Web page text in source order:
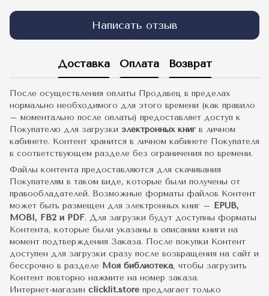
Написать отзыв
Доставка Оплата Возврат
После осуществления оплаты Продавец в пределах
нормально необходимого для этого времени (как правило
– моментально после оплаты) предоставляет доступ к
Покупателю для загрузки электронных книг в личном
кабинете. Контент хранится в личном кабинете Покупателя
в соответствующем разделе без ограничения по времени.
Файлы контента предоставляются для скачивания
Покупателям в таком виде, которые были получены от
правообладателей. Возможные форматы файлов Контент
может быть размещен для электронных книг – EPUB,
MOBI, FB2 и PDF. Для загрузки будут доступны форматы
Контента, которые были указаны в описании книги на
момент подтверждения Заказа. После покупки Контент
доступен для загрузки сразу после возвращения на сайт и
бессрочно в разделе Моя библиотека, чтобы загрузить
Контент повторно нажмите на номер заказа.
Интернет-магазин clicklit.store предлагает только